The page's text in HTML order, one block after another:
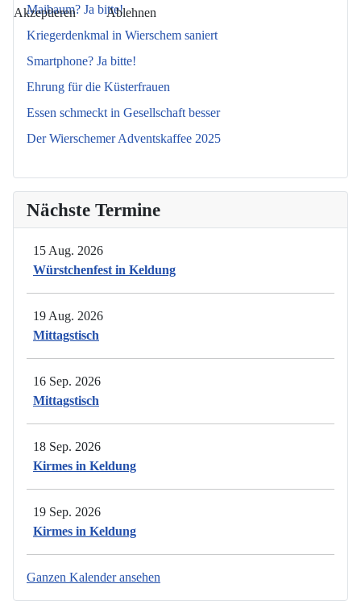
Maibaum? Ja bitte!
Kriegerdenkmal in Wierschem saniert
Smartphone? Ja bitte!
Ehrung für die Küsterfrauen
Essen schmeckt in Gesellschaft besser
Der Wierschemer Adventskaffee 2025
Nächste Termine
15 Aug. 2026
Würstchenfest in Keldung
19 Aug. 2026
Mittagstisch
16 Sep. 2026
Mittagstisch
18 Sep. 2026
Kirmes in Keldung
19 Sep. 2026
Kirmes in Keldung
Ganzen Kalender ansehen
Akzeptieren Ablehnen